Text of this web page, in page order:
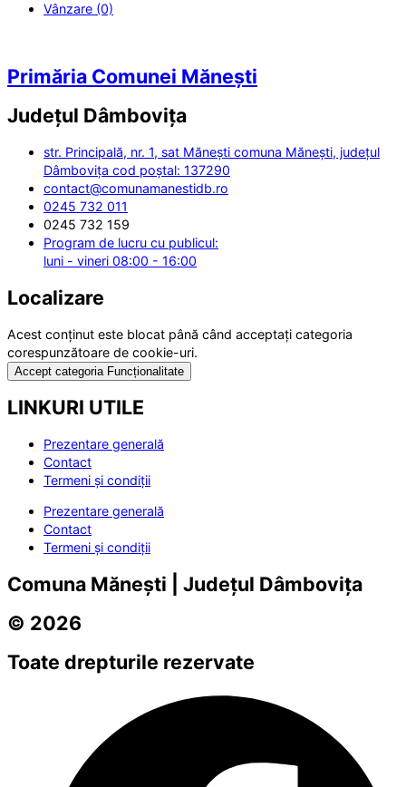
Vânzare (0)
Primăria Comunei Mănești
Județul Dâmbovița
str. Principală, nr. 1, sat Mănești comuna Mănești, județul
Dâmbovița cod poștal: 137290
contact@comunamanestidb.ro
0245 732 011
0245 732 159
Program de lucru cu publicul:
luni - vineri 08:00 - 16:00
Localizare
Acest conținut este blocat până când acceptați categoria
corespunzătoare de cookie-uri.
Accept categoria Funcționalitate
LINKURI UTILE
Prezentare generală
Contact
Termeni și condiții
Prezentare generală
Contact
Termeni și condiții
Comuna Mănești | Județul Dâmbovița
© 2026
Toate drepturile rezervate